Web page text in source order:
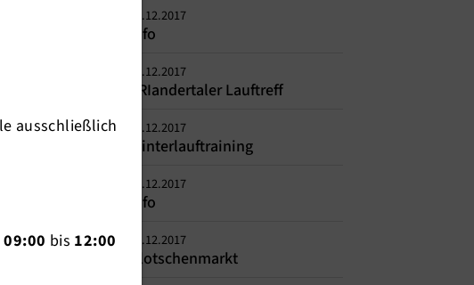
14.12.2017
Info
11.12.2017
TRIandertaler Lauftreff
11.12.2017
Winterlauftraining
11.12.2017
Info
01.12.2017
Blotschenmarkt
ausschließlich
09:00 bis 12:00